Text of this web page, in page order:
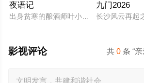
夜语记
出身贫寒的酿酒师叶小唯遭遇爱人程桉
九门2026
长沙风云再起
共0 条 “
影视评论